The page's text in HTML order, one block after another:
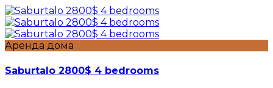
Аренда дома
Saburtalo 2800$ 4 bedrooms